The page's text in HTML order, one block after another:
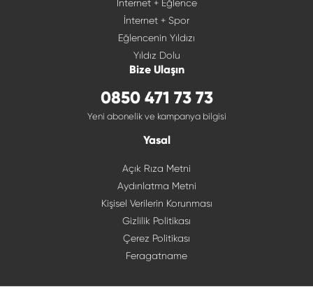
İnternet + Eğlence
İnternet + Spor
Eğlencenin Yıldızı
Yıldız Dolu
Bize Ulaşın
0850 471 73 73
Yeni abonelik ve kampanya bilgisi
Yasal
Açık Rıza Metni
Aydınlatma Metni
Kişisel Verilerin Korunması
Gizlilik Politikası
Çerez Politikası
Feragatname